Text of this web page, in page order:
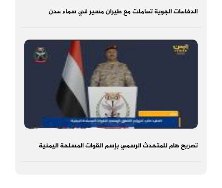
الدفاعات الجوية تعاملت مع طيران مسير في سماء عدن
تصريح هام للمتحدث الرسمي بإسم القوات المسلحة اليمنية